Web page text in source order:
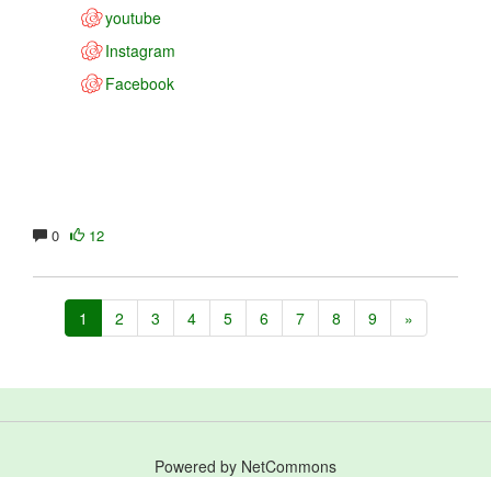
youtube
Instagram
Facebook
0 12
1 2 3 4 5 6 7 8 9 »
Powered by NetCommons